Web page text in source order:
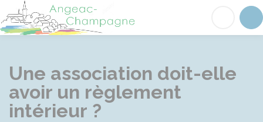
Angeac-Champagne
Une association doit-elle
avoir un règlement
intérieur ?